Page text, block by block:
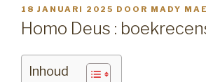
GEPLAATST
OP
18 JANUARI 2025 DOOR MADY
Homo Deus :
Inhoud